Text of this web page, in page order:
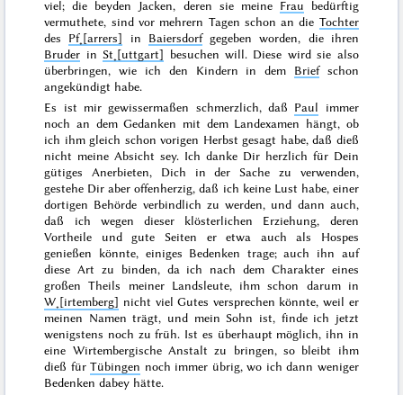
viel; die beyden Jacken, deren sie meine Frau bedürftig
vermuthete, sind vor mehrern Tagen schon an die Tochter
des Pf˖[arrers] in Baiersdorfgegeben worden, die ihren
Bruder in St˖[uttgart] besuchen will. Diese wird sie also
überbringen, wie ich den Kindern in dem Briefschon
angekündigt habe.
Es ist mir gewissermaßen schmerzlich, daß Paul immer
noch an dem Gedanken mit dem Landexamen hängt, ob
ich ihm gleich schon vorigen Herbst gesagt habe, daß dieß
nicht meine Absicht sey. Ich danke Dir herzlich für Dein
gütiges Anerbieten, Dich in der Sache zu verwenden,
gestehe Dir aber offenherzig, daß ich keine Lust habe, einer
dortigen Behörde verbindlich zu werden, und dann auch,
daß ich wegen dieser klösterlichen Erziehung, deren
Vortheile und gute Seiten er etwa auch als Hospes
genießen könnte, einiges Bedenken trage; auch ihn auf
diese Art zu binden, da ich nach dem Charakter eines
großen Theils meiner Landsleute, ihm schon darum in
W˖[irtemberg] nicht viel Gutes versprechen könnte, weil er
meinen Namen trägt, und mein Sohn ist, finde ich jetzt
wenigstens noch zu früh. Ist es überhaupt möglich, ihn in
eine Wirtembergische Anstalt zu bringen, so bleibt ihm
dieß fürTübingen noch immer übrig, wo ich dann weniger
Bedenken dabey hätte.